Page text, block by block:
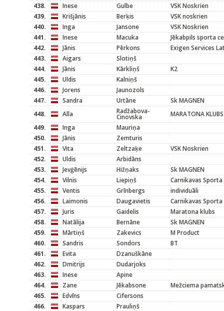
438.
Inese Gulbe
VSK Noskrien
439.
Krišjānis Berķis
VSK noskrien
440.
Inga Jansone
VSK Noskrien
441.
Inese Macuka
Jēkabpils sporta
442.
Jānis Pērkons
Exigen Services
443.
Aigars
Slotiņš
444.
Jānis Kārkliņš
K2
445.
Uldis
Kalniņš
446.
Jorens
Jaunozols
447.
Sandra Urtāne
Sk MAGNEN
448.
Alla Radžabova-
Cinovska
MARATONA KLUBS
449.
Inga
Mauriņa
450.
Jānis
Zemturis
451.
Vita Zeltzaķe
VSK Noskrien
452.
Uldis
Arbidāns
453.
Jevģēnijs Hižņaks
Sk MAGNEN
454.
Vilnis Liepiņš
Carnikavas
455.
Ventis Grīnbergs
individuāli
456.
Laimonis Daugavietis
Carnikavas
457.
Juris Gaidelis
Maratona klubs
458.
Natālija Bernāne
Sk MAGNEN
459.
Mārtiņš Zakevics
M Product
460.
Sandris Sondors
BT
461.
Evita
Dzanuškāne
462.
Dmitrijs
Dudarjoks
463.
Inese
Apine
464.
Zane Jēkabsone
Mežciema
465.
Edvīns
Cifersons
466.
Kaspars
Prauliņš